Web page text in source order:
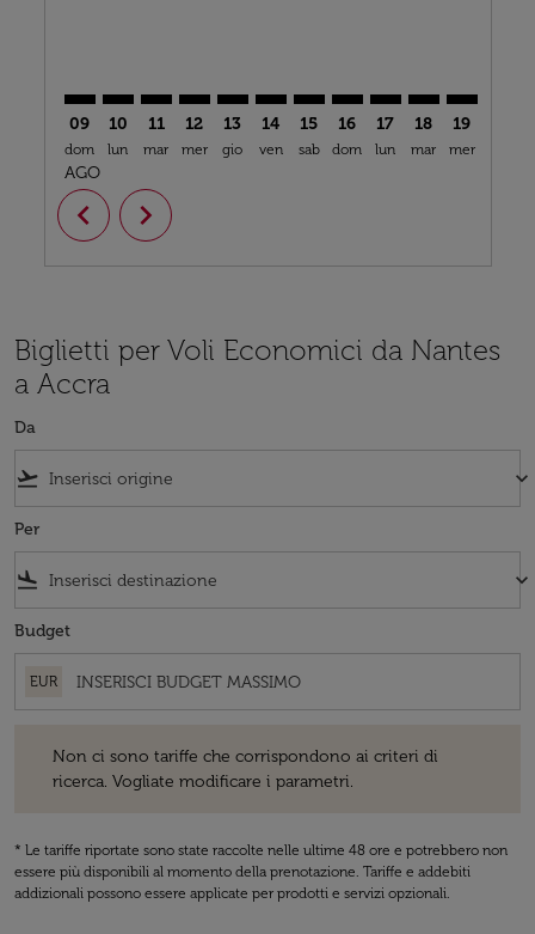
09
dom
AGO
10
lun
11
mar
12
mer
13
gio
14
ven
15
sab
16
dom
17
lun
18
mar
19
mer
chevron_left chevron_right
Biglietti per Voli Economici da Nantes
a Accra
Da
flight_takeoff keyboard_arrow_down
Per
flight_land keyboard_arrow_down
Budget
EUR
Non ci sono tariffe che corrispondono ai criteri di
ricerca. Vogliate modificare i parametri.
* Le tariffe riportate sono state raccolte nelle ultime 48 ore e potrebbero non
essere più disponibili al momento della prenotazione. Tariffe e addebiti
addizionali possono essere applicate per prodotti e servizi opzionali.